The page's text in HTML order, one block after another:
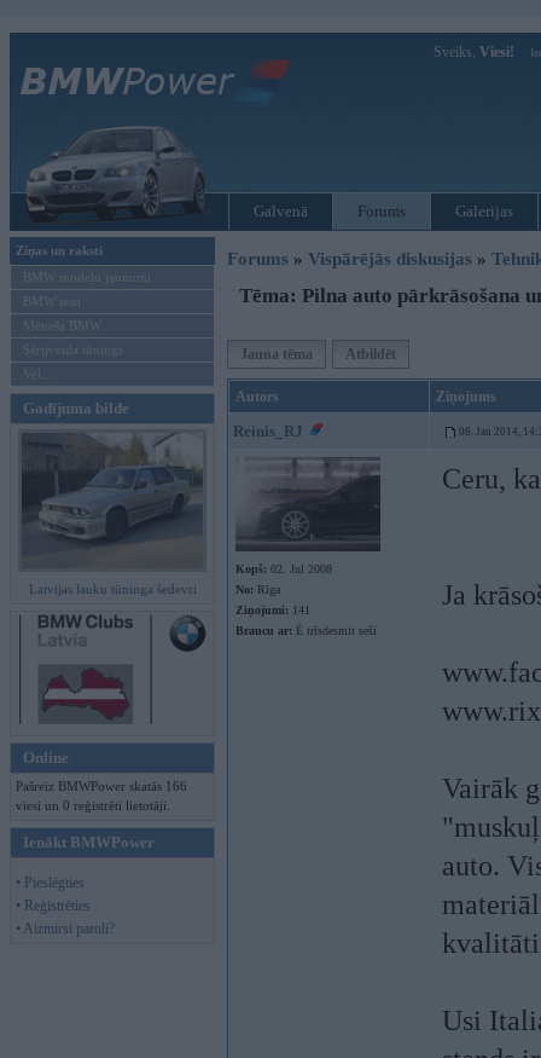
Sveiks, Viesi!
Galvenā Forums Galerijas
Ziņas un raksti
BMW modeļu jaunumi
BMW testi
Mēneša BMW
Sērijveida tūnings
Vel...
Gadījuma bilde
Latvijas lauku tūninga šedevri
Online
Pašreiz BMWPower skatās 166
viesi un 0 reģistrēti lietotāji.
Ienākt BMWPower
• Pieslēgties
• Reģistrēties
• Aizmirsi paroli?
Forums » Vispārējās diskusijas »
Tēma: Pilna auto pārkrāsošana
Jauna tēma Atbildēt
Autors Ziņojums
Reinis_RJ 06. Jan 2014,
Kopš: 02. Jul 2008
No: Rīga
Ziņojumi: 141
Braucu ar: Ē trīsdesmit seši
Ceru,
Ja
Vairāk
auto.
Usi